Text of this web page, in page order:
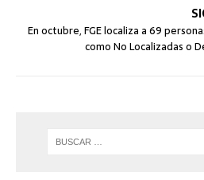
En octubre, FGE localiza a 69
como No Localizadas o